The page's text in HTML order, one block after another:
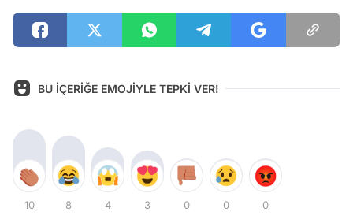
BU İÇERİĞE EMOJİYLE TEPKİ VER!
10 8 4 3 0 0 0